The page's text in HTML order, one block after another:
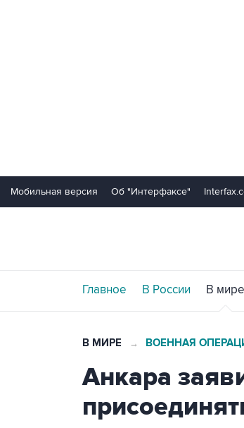
Мобильная версия Об "Интерфаксе"
Главное В России В мире
В МИРЕ → ВОЕННАЯ
Анкара